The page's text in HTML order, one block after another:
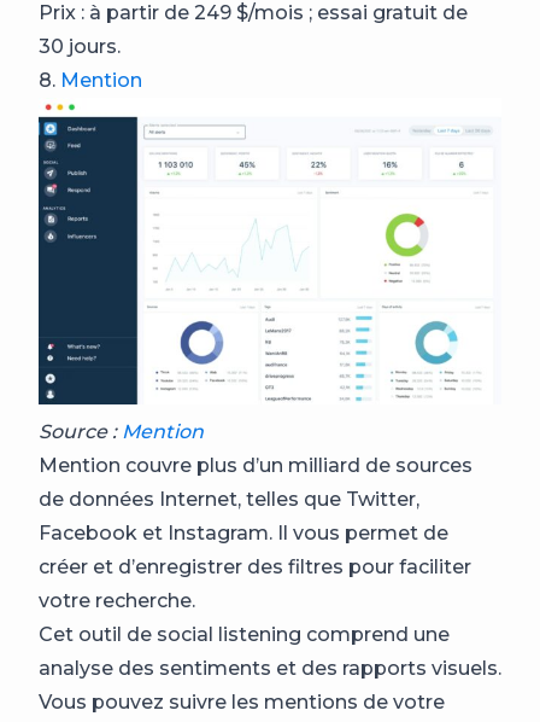
Prix : à partir de 249 $/mois ; essai gratuit de
30 jours.
8. Mention
Source :Mention
Mention couvre plus d’un milliard de sources
de données Internet, telles que Twitter,
Facebook et Instagram. Il vous permet de
créer et d’enregistrer des filtres pour faciliter
votre recherche.
Cet outil de social listening comprend une
analyse des sentiments et des rapports visuels.
Vous pouvez suivre les mentions de votre